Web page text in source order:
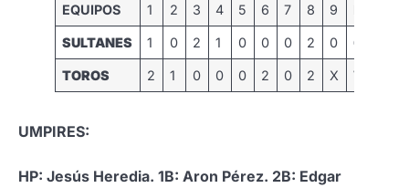
EQUIPOS 1 2 3 4 5 6 7 8 9
SULTANES 1 0 2 1 0 0 0 2 0 6
TOROS 2 1 0 0 0 2 0 2 X 7
UMPIRES:
HP: Jesús Heredia. 1B: Aron Pérez. 2B: Edgar